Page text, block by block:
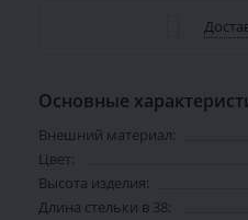
Основные
Внешний материал:
Цвет:
Высота изделия:
Длина стельки в 38: